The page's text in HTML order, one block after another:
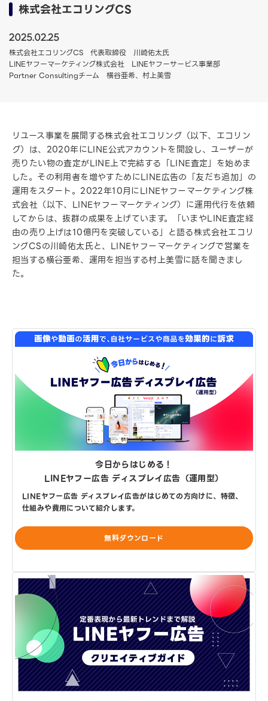
株式会社エコリングCS
2025.02.25
株式会社エコリングCS 代表取締役 川崎佑太氏
LINEヤフーマーケティング株式会社 LINEヤフーサービス事業部
Partner Consultingチーム 横谷亜希、村上美雪
リユース事業を展開する株式会社エコリング（以下、エコリン
グ）は、2020年にLINE公式アカウントを開設し、ユーザーが
売りたい物の査定がLINE上で完結する「LINE査定」を始めま
した。その利用者を増やすためにLINE広告の「友だち追加」の
運用をスタート。2022年10月にLINEヤフーマーケティング株
式会社（以下、LINEヤフーマーケティング）に運用代行を依頼
してからは、抜群の成果を上げています。「いまやLINE査定経
由の売り上げは10億円を突破している」と語る株式会社エコリ
ングCSの川崎佑太氏と、LINEヤフーマーケティングで営業を
担当する横谷亜希、運用を担当する村上美雪に話を聞きまし
た。
今日からはじめる！
LINEヤフー広告 ディスプレイ広告（運用型）
LINEヤフー広告 ディスプレイ広告がはじめての方向けに、特徴、
仕組みや費用について紹介します。
無料ダウンロード